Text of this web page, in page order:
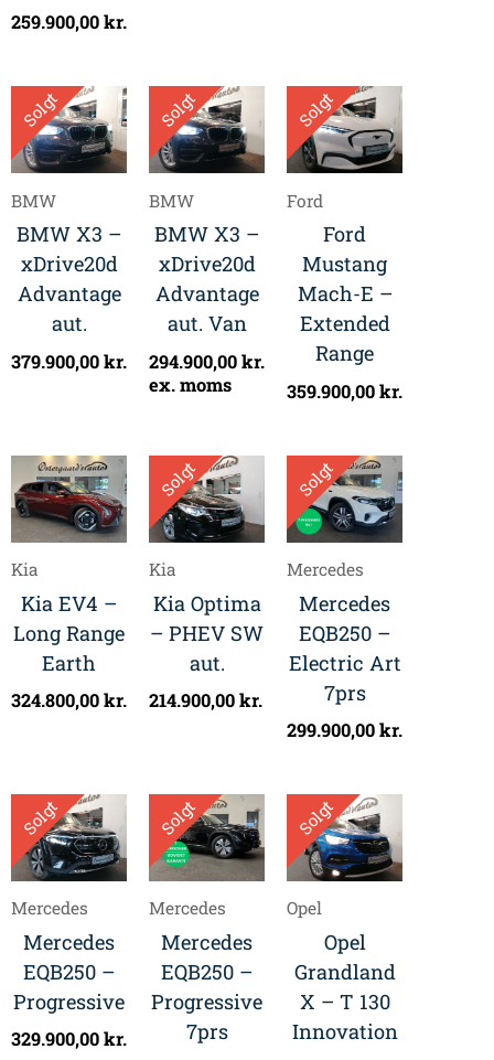
259.900,00kr.
Solgt
BMW
BMW X3 –
xDrive20d
Advantage
aut.
379.900,00kr.
Solgt
BMW
BMW X3 –
xDrive20d
Advantage
aut. Van
294.900,00kr.
ex. moms
Solgt
Ford
Ford
Mustang
Mach-E –
Extended
Range
359.900,00kr.
Kia
Kia EV4 –
Long Range
Earth
324.800,00kr.
Solgt
Kia
Kia Optima
– PHEV SW
aut.
214.900,00kr.
Solgt
Mercedes
Mercedes
EQB250 –
Electric Art
7prs
299.900,00kr.
Solgt
Mercedes
Mercedes
EQB250 –
Progressive
329.900,00kr.
Solgt
Mercedes
Mercedes
EQB250 –
Progressive
7prs
Solgt
Opel
Opel
Grandland
X – T 130
Innovation